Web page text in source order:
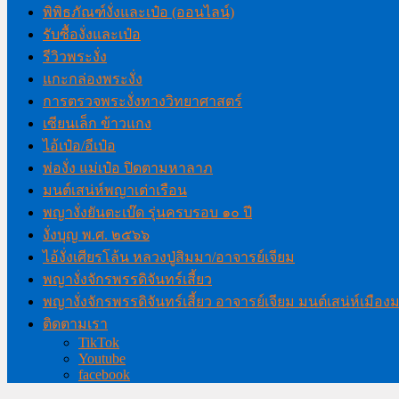
พิพิธภัณฑ์งั่งและเป๋อ (ออนไลน์)
รับซื้องั่งและเป๋อ
รีวิวพระงั่ง
แกะกล่องพระงั่ง
การตรวจพระงั่งทางวิทยาศาสตร์
เซียนเล็ก ข้าวแกง
ไอ้เป๋อ/อีเป๋อ
พ่องั่ง แม่เป๋อ ปิดตามหาลาภ
มนต์เสน่ห์พญาเต่าเรือน
พญางั่งยันตะเบ๊ด รุ่นครบรอบ ๑๐ ปี
งั่งบุญ พ.ศ. ๒๕๖๖
ไอ้งั่งเศียรโล้น หลวงปู่สิมมา/อาจารย์เจียม
พญางั่งจักรพรรดิจันทร์เสี้ยว
พญางั่งจักรพรรดิจันทร์เสี้ยว อาจารย์เจียม มนต์เสน่ห์เมือง
ติดตามเรา
TikTok
Youtube
facebook